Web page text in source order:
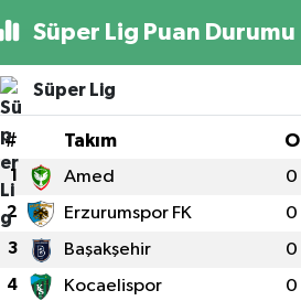
Süper Lig Puan Durumu
Süper Lig
# Takım O
1 Amed 0
2 Erzurumspor FK 0
3 Başakşehir 0
4 Kocaelispor 0